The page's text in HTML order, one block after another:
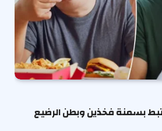
بسمنة فخذين وبطن الرضيع